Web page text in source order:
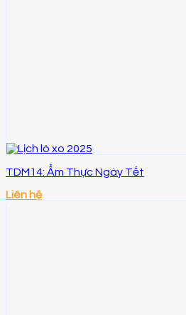
TDM14: Ẩm Thực Ngày Tết
Liên hệ